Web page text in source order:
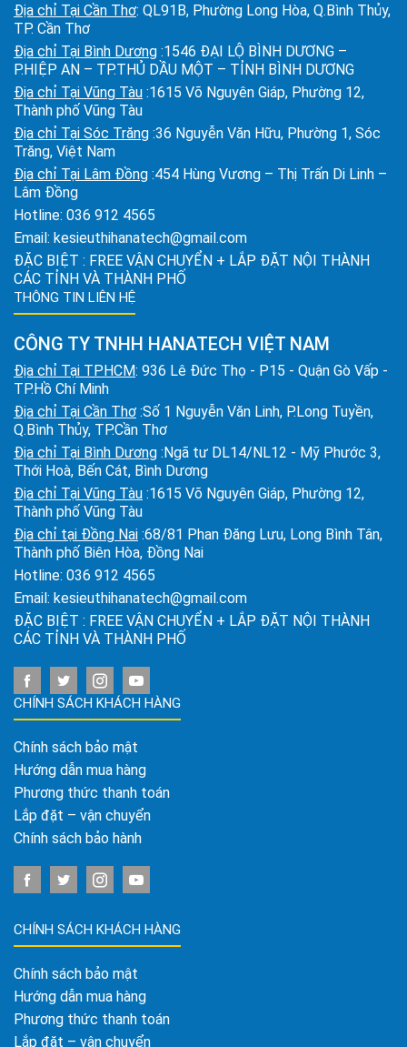
Địa chỉ Tại Cần Thơ: QL91B, Phường Long Hòa, Q.Bình Thủy,
TP. Cần Thơ
Địa chỉ Tại Bình Dương :1546 ĐẠI LỘ BÌNH DƯƠNG –
P.HIỆP AN – TP.THỦ DẦU MỘT – TỈNH BÌNH DƯƠNG
Địa chỉ Tại Vũng Tàu :1615 Võ Nguyên Giáp, Phường 12,
Thành phố Vũng Tàu
Địa chỉ Tại Sóc Trăng :36 Nguyễn Văn Hữu, Phường 1, Sóc
Trăng, Việt Nam
Địa chỉ Tại Lâm Đồng :454 Hùng Vương – Thị Trấn Di Linh –
Lâm Đồng
Hotline: 036 912 4565
Email: kesieuthihanatech@gmail.com
ĐẶC BIỆT : FREE VẬN CHUYỂN + LẮP ĐẶT NỘI THÀNH
CÁC TỈNH VÀ THÀNH PHỐ
THÔNG TIN LIÊN HỆ
CÔNG TY TNHH HANATECH VIỆT NAM
Địa chỉ Tại TPHCM: 936 Lê Đức Thọ - P15 - Quận Gò Vấp -
TP.Hồ Chí Minh
Địa chỉ Tại Cần Thơ :Số 1 Nguyễn Văn Linh, P.Long Tuyền,
Q.Bình Thủy, TP.Cần Thơ
Địa chỉ Tại Bình Dương :Ngã tư DL14/NL12 - Mỹ Phước 3,
Thới Hoà, Bến Cát, Bình Dương
Địa chỉ Tại Vũng Tàu :1615 Võ Nguyên Giáp, Phường 12,
Thành phố Vũng Tàu
Địa chỉ tại Đồng Nai :68/81 Phan Đăng Lưu, Long Bình Tân,
Thành phố Biên Hòa, Đồng Nai
Hotline: 036 912 4565
Email: kesieuthihanatech@gmail.com
ĐẶC BIỆT : FREE VẬN CHUYỂN + LẮP ĐẶT NỘI THÀNH
CÁC TỈNH VÀ THÀNH PHỐ
CHÍNH SÁCH KHÁCH HÀNG
Chính sách bảo mật
Hướng dẫn mua hàng
Phương thức thanh toán
Lắp đặt – vận chuyển
Chính sách bảo hành
CHÍNH SÁCH KHÁCH HÀNG
Chính sách bảo mật
Hướng dẫn mua hàng
Phương thức thanh toán
Lắp đặt – vận chuyển